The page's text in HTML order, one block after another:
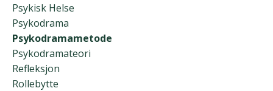
Psykisk Helse
Psykodrama
Psykodramametode
Psykodramateori
Refleksjon
Rollebytte